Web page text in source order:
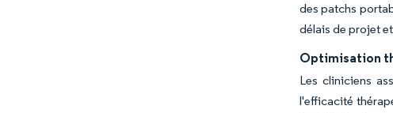
des patchs
délais de projet
Optimisation
Les cliniciens
l'efficacité